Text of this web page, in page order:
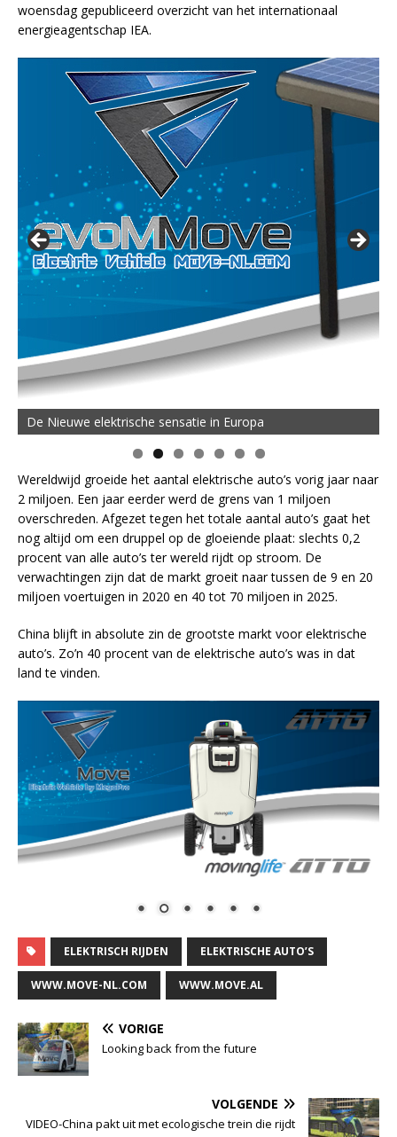
woensdag gepubliceerd overzicht van het internationaal
energieagentschap IEA.
De Nieuwe elektrische sensatie in Europa
Wereldwijd groeide het aantal elektrische auto’s vorig jaar naar
2 miljoen. Een jaar eerder werd de grens van 1 miljoen
overschreden. Afgezet tegen het totale aantal auto’s gaat het
nog altijd om een druppel op de gloeiende plaat: slechts 0,2
procent van alle auto’s ter wereld rijdt op stroom. De
verwachtingen zijn dat de markt groeit naar tussen de 9 en 20
miljoen voertuigen in 2020 en 40 tot 70 miljoen in 2025.
China blijft in absolute zin de grootste markt voor elektrische
auto’s. Zo’n 40 procent van de elektrische auto’s was in dat
land te vinden.
ELEKTRISCH RIJDEN ELEKTRISCHE AUTO’S
WWW.MOVE-NL.COM WWW.MOVE.AL
VORIGE
Looking back from the future
VOLGENDE
VIDEO-China pakt uit met ecologische trein die rijdt